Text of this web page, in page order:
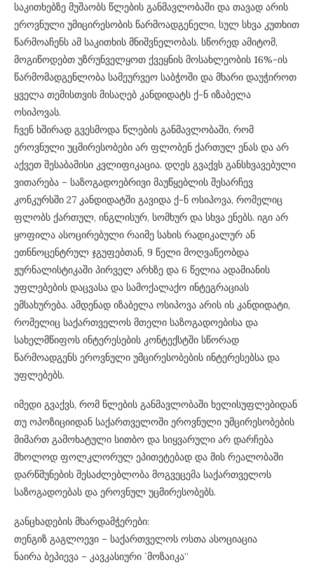
საკითხებზე მუშაობს წლების განმავლობაში და თავად არის
ეროვნული უმიცირესობის წარმოადგენელი, სულ სხვა კუთხით
წარმოაჩენს ამ საკითხის მნიშვნელობას. სწორედ ამიტომ,
მოგიწოდებთ უზრუნველყოთ ქვეყნის მოსახლეობის 16%-ის
წარმომადგენლობა სამეურვეო საბჭოში და მხარი დაუჭიროთ
ყველა თემისთვის მისაღებ კანდიდატს ქ-ნ იზაბელა
ოსიპოვას.
ჩვენ ხშირად გვესმოდა წლების განმავლობაში, რომ
ეროვნული უცმირესობები არ ფლობენ ქართულ ენას და არ
აქვეთ შესაბამისი კვლიფიკაცია. დღეს გვაქვს განსხვავებული
ვითარება – საზოგადოებრივი მაუწყებლის შესარჩევ
კონკურსში 27 კანდიდატში გავიდა ქ-ნ ოსიპოვა, რომელიც
ფლობს ქართულ, ინგლისურ, სომხურ და სხვა ენებს. იგი არ
ყოფილა ასოცირებული რაიმე სახის რადიკალურ ან
ეთნნოცენტრულ ჯგუფებთან, 9 წელი მოღვაწეობდა
ჟურნალისტიკაში პირველ არხზე და 6 წელია ადამიანის
უფლებების დაცვასა და სამოქალაქო ინტეგრაციას
ემსახურება. ამდენად იზაბელა ოსიპოვა არის ის კანდიდატი,
რომელიც საქართველოს მთელი საზოგადოებისა და
სახელმწიფოს ინტერესების კონტექსტში სწორად
წარმოადგენს ეროვნული უმცირესობების ინტერესებსა და
უფლებებს.
იმედი გვაქვს, რომ წლების განმავლობაში ხელისუფლებიდან
თუ ოპოზიციიდან საქართველოში ეროვნული უმცირესობების
მიმართ გამოხატული სითბო და სიყვარული არ დარჩება
მხოლოდ ფოლკლორულ ეპითეტებად და მის რეალობაში
დარწმუნების შესაძლებლობა მოგვეცემა საქართველოს
საზოგადოებას და ეროვნულ უცმირესობებს.
განცხადების მხარდამჭერები:
თენგიზ გაგლოევი – საქართველოს ოსთა ასოციაცია
ნაირა ბეპიევა – კავკასიური `მოზაიკა”